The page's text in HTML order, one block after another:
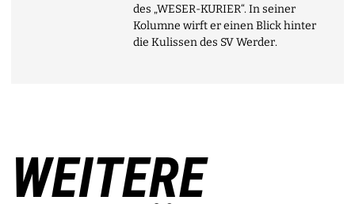
des „WESER-KURIER“. In seiner
Kolumne wirft er einen Blick hinter
die Kulissen des SV Werder.
WEITERE